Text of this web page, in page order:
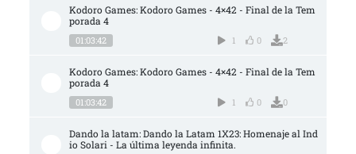
Kodoro Games: Kodoro Games - 4×42 - Final de la Tem
porada 4
01:03:42 1 0 2
Kodoro Games: Kodoro Games - 4×42 - Final de la Tem
porada 4
01:03:42 1 0 0
Dando la latam: Dando la Latam 1X23: Homenaje al Ind
io Solari - La última leyenda infinita.